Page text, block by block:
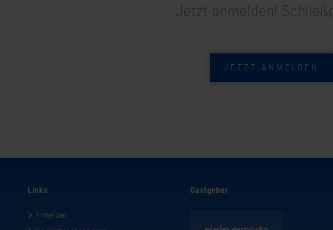
Jetzt anmelden!
JETZT ANMELDEN
Links
Anmelden
Gastgeber